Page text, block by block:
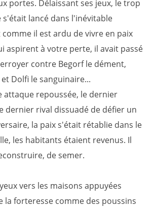
portes. Délaissant ses jeux, le trop
lancé dans l'inévitable
il est ardu de vivre en paix
aspirent à votre perte, il avait passé
contre Begorf le dément,
Dolfi le sanguinaire...
attaque repoussée, le dernier
dernier rival dissuadé de défier un
la paix s'était rétablie dans le
les habitants étaient revenus. Il
de semer.
vers les maisons appuyées
la forteresse comme des poussins